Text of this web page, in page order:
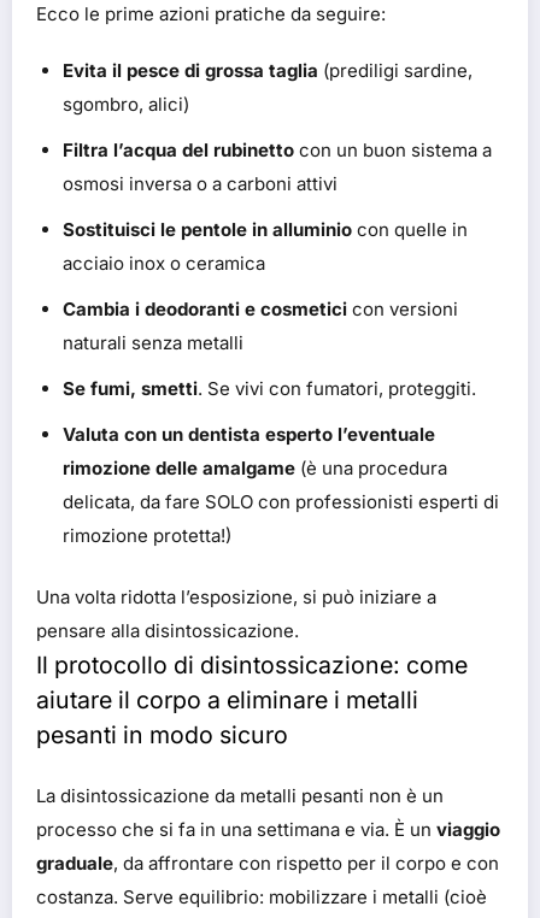
Ecco le prime azioni pratiche da seguire:
Evita il pesce di grossa taglia (prediligi sardine,
sgombro, alici)
Filtra l’acqua del rubinetto con un buon sistema a
osmosi inversa o a carboni attivi
Sostituisci le pentole in alluminio con quelle in
acciaio inox o ceramica
Cambia i deodoranti e cosmetici con versioni
naturali senza metalli
Se fumi, smetti. Se vivi con fumatori, proteggiti.
Valuta con un dentista esperto l’eventuale
rimozione delle amalgame (è una procedura
delicata, da fare SOLO con professionisti esperti di
rimozione protetta!)
Una volta ridotta l’esposizione, si può iniziare a
pensare alla disintossicazione.
Il protocollo di disintossicazione: come
aiutare il corpo a eliminare i metalli
pesanti in modo sicuro
La disintossicazione da metalli pesanti non è un
processo che si fa in una settimana e via. È un viaggio
graduale, da affrontare con rispetto per il corpo e con
costanza. Serve equilibrio: mobilizzare i metalli (cioè